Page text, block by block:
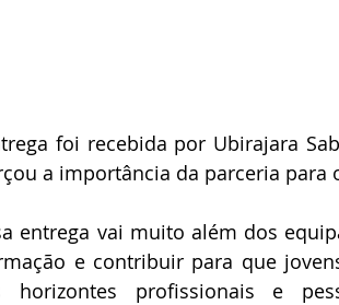
foi recebida por Ubirajara
a importância da parceria para
e contribuir para que
horizontes profissionais e